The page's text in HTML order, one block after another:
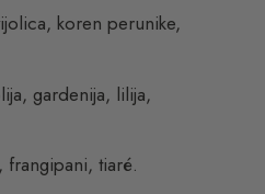
koren perunike,
gardenija, lilija,
frangipani, tiaré.